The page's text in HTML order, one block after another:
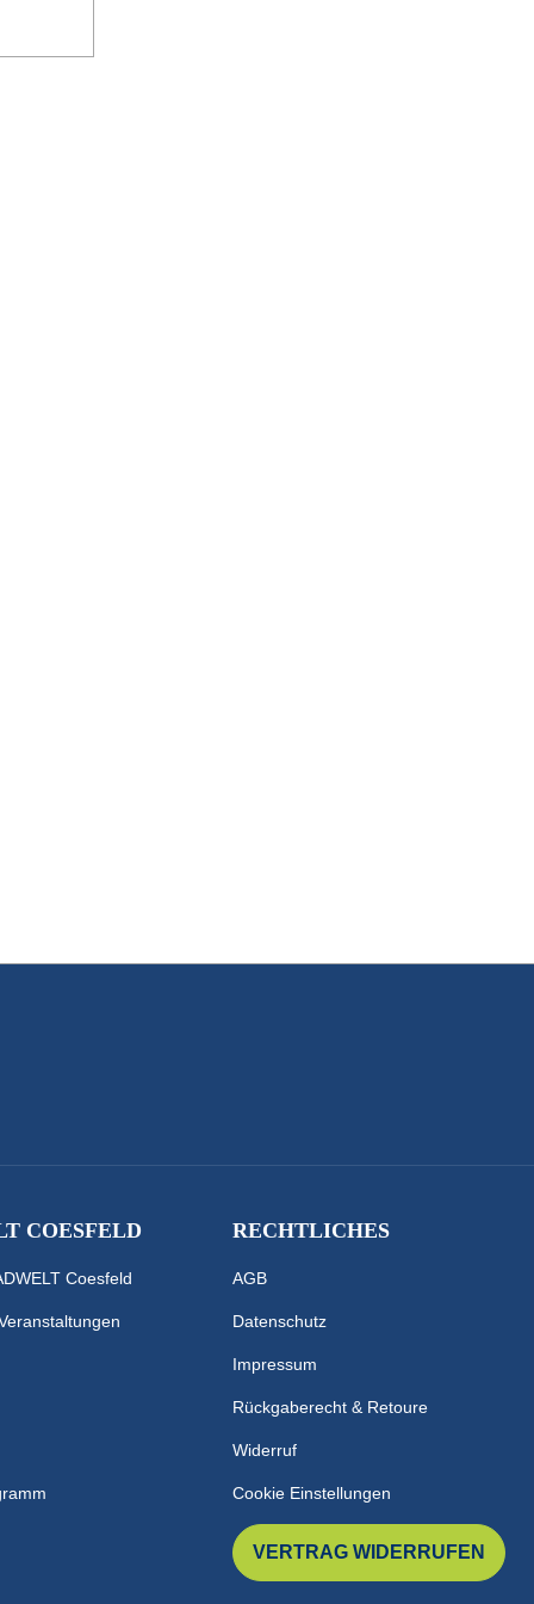
COESFELD
Coesfeld
RECHTLICHES
AGB
Datenschutz
Impressum
Rückgaberecht & Retoure
Widerruf
Cookie Einstellungen
VERTRAG WIDERRUFEN